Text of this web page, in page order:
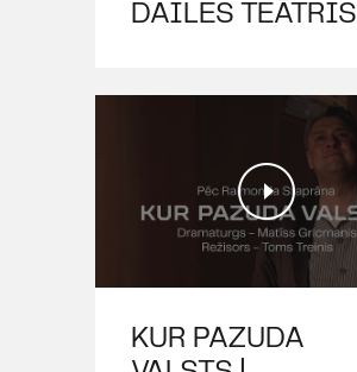
DAILES TEĀTRIS
KUR PAZUDA